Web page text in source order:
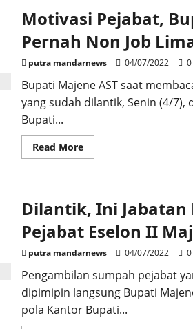
Sesalkan
Tak
Ada
Undangan
Pelantikan
Motivasi Pejabat,
Pernah Non Job
putra mandarnews 04/07/2022 0
Bupati Majene AST saat
yang sudah dilantik, Senin (4/7),
Bupati...
Read MoreRead
more
AST:
Saya
Pernah
Non
Lima
Dilantik, Ini Jabatan
Pejabat Eselon II
putra mandarnews 04/07/2022 0
Pengambilan sumpah pejabat
dipimipin langsung Bupati
pola Kantor Bupati...